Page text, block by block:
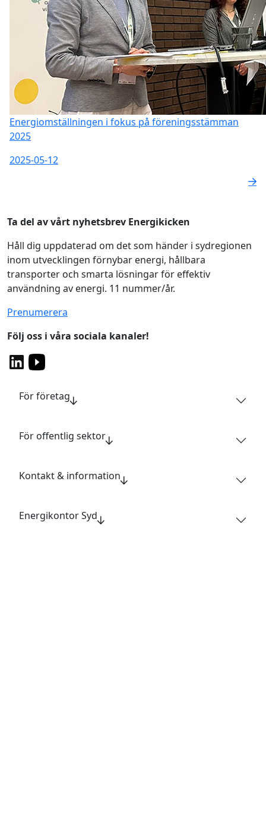
Energiomställningen i fokus på föreningsstämman
2025
2025-05-12
Ta del av vårt nyhetsbrev Energikicken
Håll dig uppdaterad om det som händer i sydregionen
inom utvecklingen förnybar energi, hållbara
transporter och smarta lösningar för effektiv
användning av energi. 11 nummer/år.
Prenumerera
Följ oss i våra sociala kanaler!
För företag
För offentlig sektor
Kontakt & information
Energikontor Syd